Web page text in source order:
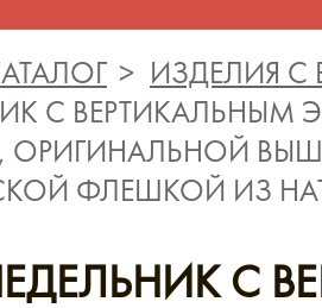
ИЗДЕЛИЯ
С ВЕРТИКАЛЬНЫМ
ОРИГИНАЛЬНОЙ
ФЛЕШКОЙ ИЗ
С